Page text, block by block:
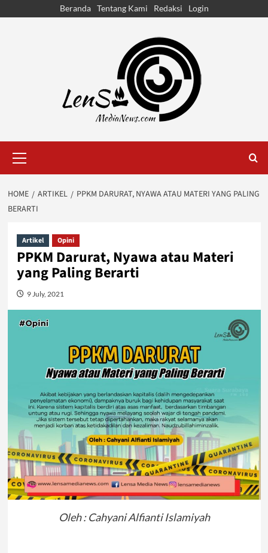
Beranda Tentang Kami Redaksi Login
Menu
HOME ARTIKEL
PPKM DARURAT, NYAWA ATAU MATERI YANG PALING
BERARTI
Artikel Opini
PPKM Darurat, Nyawa atau Materi
yang Paling Berarti
9 July, 2021
Oleh : Cahyani Alfianti Islamiyah